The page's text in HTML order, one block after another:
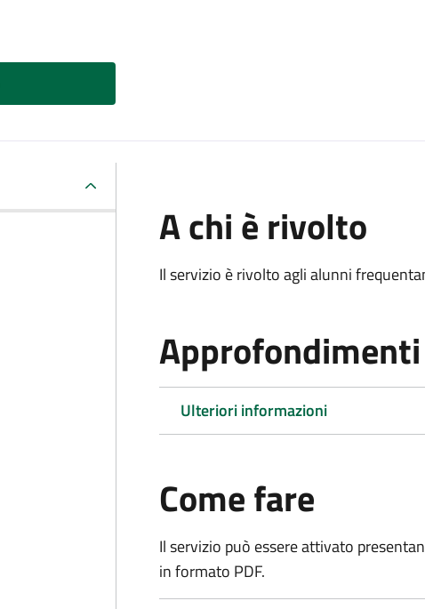
A chi è rivolto
Il servizio è rivolto agli alunni
Approfondimenti
Ulteriori informazioni
Come fare
Il servizio può essere attivato
in formato PDF.